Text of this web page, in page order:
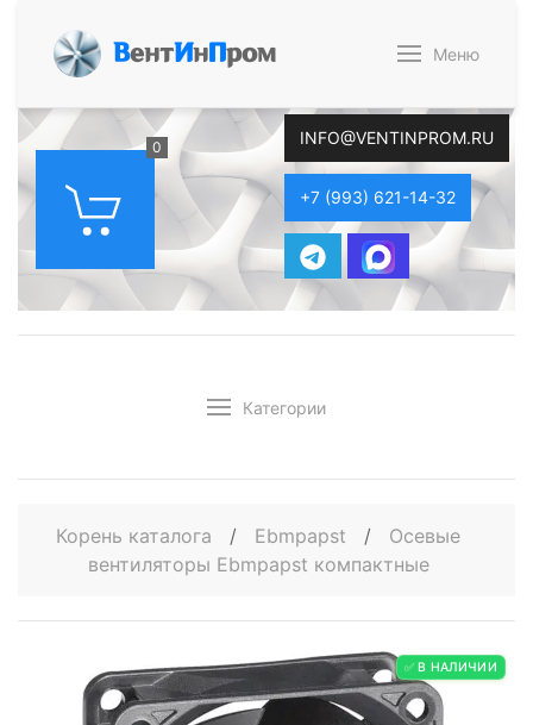
ВентИнПром Меню
0 INFO@VENTINPROM.RU
+7 (993) 621-14-32
Категории
Корень каталога / Ebmpapst /
Осевые
вентиляторы Ebmpapst компактные
✅ В НАЛИЧИИ